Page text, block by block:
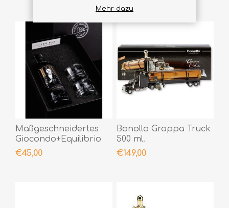
Maßgeschneidertes
Giocondo+Equilibrio
€45,00
Bonollo Grappa Truck
500 ml.
€149,00
Mehr dazu